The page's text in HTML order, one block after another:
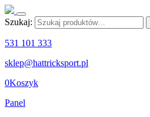
Szukaj:
531 101 333
sklep@hattricksport.pl
0Koszyk
Panel